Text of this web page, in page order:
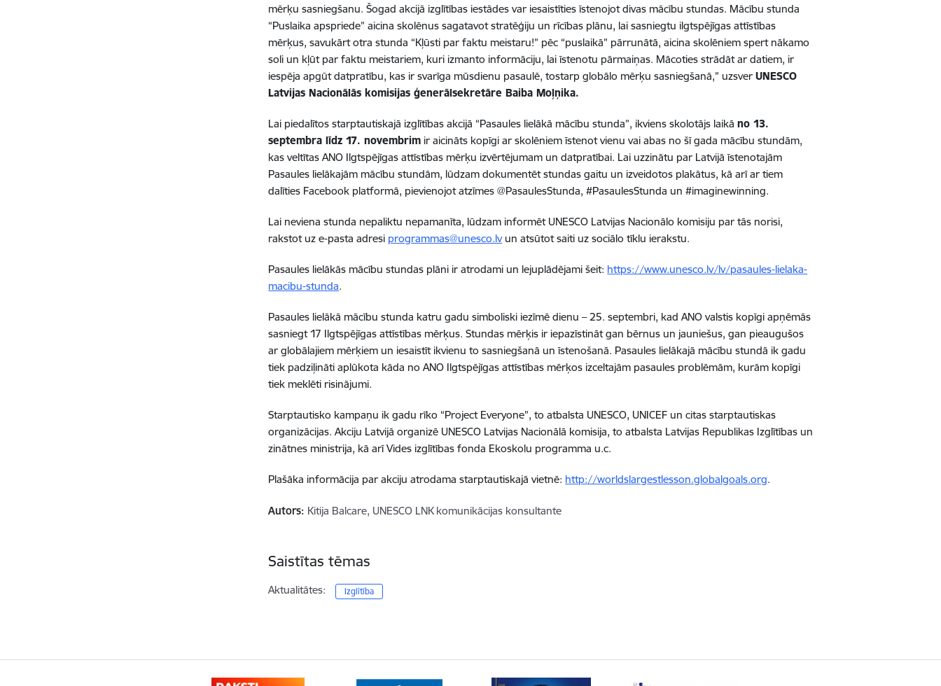
mērķu sasniegšanu. Šogad akcijā izglītības iestādes var iesaistīties īstenojot divas mācību stundas. Mācību stunda
“Puslaika apspriede” aicina skolēnus sagatavot stratēģiju un rīcības plānu, lai sasniegtu ilgtspējīgas attīstības
mērķus, savukārt otra stunda “Kļūsti par faktu meistaru!” pēc “puslaikā” pārrunātā, aicina skolēniem spert nākamo
soli un kļūt par faktu meistariem, kuri izmanto informāciju, lai īstenotu pārmaiņas. Mācoties strādāt ar datiem, ir
iespēja apgūt datpratību, kas ir svarīga mūsdienu pasaulē, tostarp globālo mērķu sasniegšanā,” uzsverUNESCO
Latvijas Nacionālās komisijas ģenerālsekretāre Baiba Moļņika.
Lai piedalītos starptautiskajā izglītības akcijā “Pasaules lielākā mācību stunda”, ikviens skolotājs laikāno 13.
septembra līdz 17. novembrim ir aicināts kopīgi ar skolēniem īstenot vienu vai abas no šī gada mācību stundām,
kas veltītas ANO Ilgtspējīgas attīstības mērķu izvērtējumam un datpratībai. Lai uzzinātu par Latvijā īstenotajām
Pasaules lielākajām mācību stundām, lūdzam dokumentēt stundas gaitu un izveidotos plakātus, kā arī ar tiem
dalīties Facebook platformā, pievienojot atzīmes @PasaulesStunda, #PasaulesStunda un #imaginewinning.
Lai neviena stunda nepaliktu nepamanīta, lūdzam informēt UNESCO Latvijas Nacionālo komisiju par tās norisi,
rakstot uz e-pasta adresi programmas@unesco.lvun atsūtot saiti uz sociālo tīklu ierakstu.
Pasaules lielākās mācību stundas plāni ir atrodami un lejuplādējami šeit: https://www.unesco.lv/lv/pasaules-lielaka-
macibu-stunda.
Pasaules lielākā mācību stunda katru gadu simboliski iezīmē dienu – 25. septembri, kad ANO valstis kopīgi apņēmās
sasniegt 17 Ilgtspējīgas attīstības mērķus. Stundas mērķis ir iepazīstināt gan bērnus un jauniešus, gan pieaugušos
ar globālajiem mērķiem un iesaistīt ikvienu to sasniegšanā un īstenošanā. Pasaules lielākajā mācību stundā ik gadu
tiek padziļināti aplūkota kāda no ANO Ilgtspējīgas attīstības mērķos izceltajām pasaules problēmām, kurām kopīgi
tiek meklēti risinājumi.
Starptautisko kampaņu ik gadu rīko “Project Everyone”, to atbalsta UNESCO, UNICEF un citas starptautiskas
organizācijas. Akciju Latvijā organizē UNESCO Latvijas Nacionālā komisija, to atbalsta Latvijas Republikas Izglītības un
zinātnes ministrija, kā arī Vides izglītības fonda Ekoskolu programma u.c.
Plašāka informācija par akciju atrodama starptautiskajā vietnē: http://worldslargestlesson.globalgoals.org.
Autors: Kitija Balcare, UNESCO LNK komunikācijas konsultante
Saistītas tēmas
Aktualitātes: Izglītība